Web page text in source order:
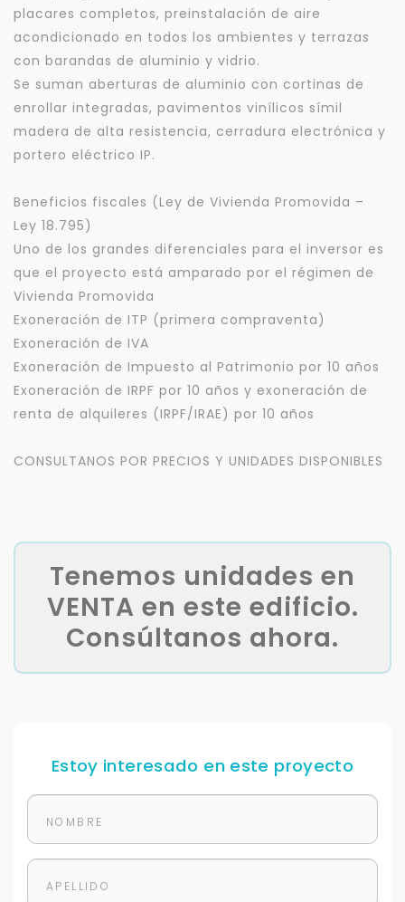
placares completos, preinstalación de aire
acondicionado en todos los ambientes y terrazas
con barandas de aluminio y vidrio.
Se suman aberturas de aluminio con cortinas de
enrollar integradas, pavimentos vinílicos símil
madera de alta resistencia, cerradura electrónica y
portero eléctrico IP.
Beneficios fiscales (Ley de Vivienda Promovida –
Ley 18.795)
Uno de los grandes diferenciales para el inversor es
que el proyecto está amparado por el régimen de
Vivienda Promovida
Exoneración de ITP (primera compraventa)
Exoneración de IVA
Exoneración de Impuesto al Patrimonio por 10 años
Exoneración de IRPF por 10 años y exoneración de
renta de alquileres (IRPF/IRAE) por 10 años
CONSULTANOS POR PRECIOS Y UNIDADES DISPONIBLES
Tenemos unidades en
VENTA en este edificio.
Consúltanos ahora.
Estoy interesado en este proyecto